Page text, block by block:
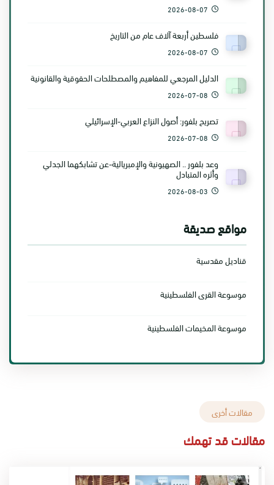
2026-08-07
فلسطين أربعة آلاف عام من التاريخ
2026-08-07
الدليل المرجعي للمفاهيم والمصطلحات الحقوقية والقانونية
2026-07-08
تصريح بلفور: أصول النزاع العربي-الإسرائيلي
2026-07-08
وعد بلفور .. الصهيونية والإمبريالية-عن تشابكهما الجدلي
وأثره المتبادل
2026-08-03
مواقع صديقة
قناديل مقدسية
موسوعة القرى الفلسطينية
موسوعة المخيمات الفلسطينية
مقالات أخرى
مقالات قد تهمك